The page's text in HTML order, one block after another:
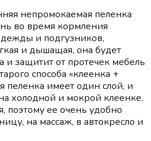
непромокаемая пеленка
во время кормления
и подгузников,
и дышащая, она будет
защитит от протечек мебель
способа «клеенка +
пеленка имеет один слой, и
холодной и мокрой клеенке.
поэтому ее очень удобно
на массаж, в автокресло и